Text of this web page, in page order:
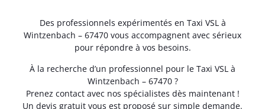
Des professionnels expérimentés en Taxi VSL à
Wintzenbach – 67470 vous accompagnent avec sérieux
pour répondre à vos besoins.
À la recherche d’un professionnel pour le Taxi VSL à
Wintzenbach – 67470 ?
Prenez contact avec nos spécialistes dès maintenant !
Un devis gratuit vous est proposé sur simple demande.